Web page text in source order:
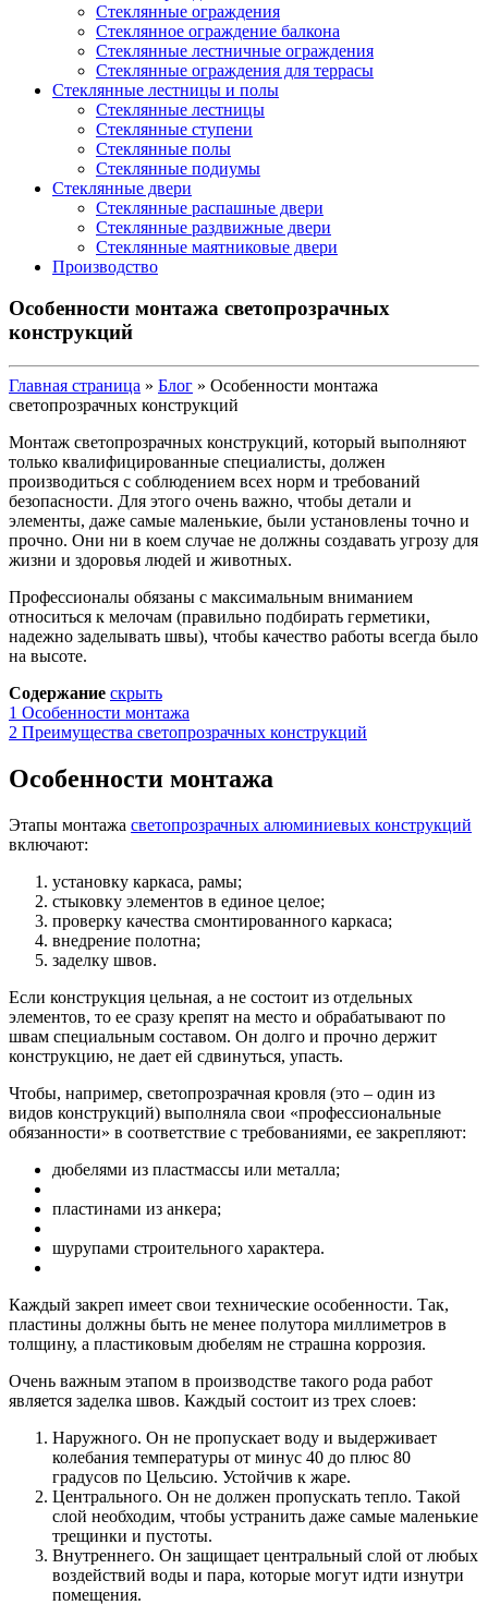
Стеклянные ограждения
Стеклянное ограждение балкона
Стеклянные лестничные ограждения
Стеклянные ограждения для террасы
Стеклянные лестницы и полы
Стеклянные лестницы
Стеклянные ступени
Стеклянные полы
Стеклянные подиумы
Стеклянные двери
Стеклянные распашные двери
Стеклянные раздвижные двери
Стеклянные маятниковые двери
Производство
Особенности монтажа светопрозрачных
конструкций
Главная страница » Блог » Особенности монтажа
светопрозрачных конструкций
Монтаж светопрозрачных конструкций, который выполняют
только квалифицированные специалисты, должен
производиться с соблюдением всех норм и требований
безопасности. Для этого очень важно, чтобы детали и
элементы, даже самые маленькие, были установлены точно и
прочно. Они ни в коем случае не должны создавать угрозу для
жизни и здоровья людей и животных.
Профессионалы обязаны с максимальным вниманием
относиться к мелочам (правильно подбирать герметики,
надежно заделывать швы), чтобы качество работы всегда было
на высоте.
Содержание скрыть
1 Особенности монтажа
2 Преимущества светопрозрачных конструкций
Особенности монтажа
Этапы монтажа светопрозрачных алюминиевых конструкций
включают:
установку каркаса, рамы;
стыковку элементов в единое целое;
проверку качества смонтированного каркаса;
внедрение полотна;
заделку швов.
Если конструкция цельная, а не состоит из отдельных
элементов, то ее сразу крепят на место и обрабатывают по
швам специальным составом. Он долго и прочно держит
конструкцию, не дает ей сдвинуться, упасть.
Чтобы, например, светопрозрачная кровля (это – один из
видов конструкций) выполняла свои «профессиональные
обязанности» в соответствие с требованиями, ее закрепляют:
дюбелями из пластмассы или металла;
пластинами из анкера;
шурупами строительного характера.
Каждый закреп имеет свои технические особенности. Так,
пластины должны быть не менее полутора миллиметров в
толщину, а пластиковым дюбелям не страшна коррозия.
Очень важным этапом в производстве такого рода работ
является заделка швов. Каждый состоит из трех слоев:
Наружного. Он не пропускает воду и выдерживает
колебания температуры от минус 40 до плюс 80
градусов по Цельсию. Устойчив к жаре.
Центрального. Он не должен пропускать тепло. Такой
слой необходим, чтобы устранить даже самые маленькие
трещинки и пустоты.
Внутреннего. Он защищает центральный слой от любых
воздействий воды и пара, которые могут идти изнутри
помещения.